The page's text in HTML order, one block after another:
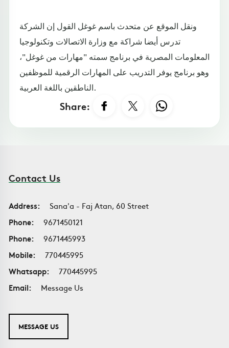
ونقل الموقع عن متحدث باسم غوغل القول إن الشركة
تدرس أيضا شراكة مع وزارة الاتصالات وتكنولوجيا
المعلومات المصرية في برنامج سمته "مهارات من غوغل"،
وهو برنامج يوفر التدريب على المهارات الرقمية للموظفين
الناطقين باللغة العربية.
Share:
Contact Us
Address:
Sana'a - Faj Atan, 60 Street
Phone:
9671450121
Phone:
9671445993
Mobile:
770445995
Whatsapp:
770445995
Email:
Message Us
MESSAGE US